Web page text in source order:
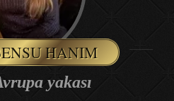
HANIM
yakası